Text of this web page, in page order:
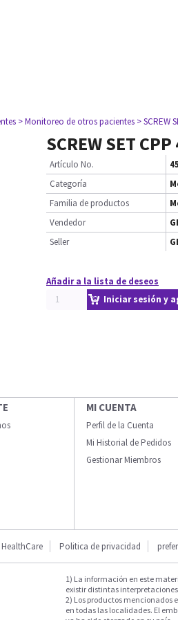
> Monitoreo de otros pacientes > SCREW
SCREW SET
Artículo No.
Categoría
Familia de productos
Vendedor
Seller
Añadir a la lista de deseos
Iniciar sesión y
MI CUENTA
Perfil de la Cuenta
Mi Historial de Pedidos
Gestionar Miembros
HealthCare Politica de privacidad
1) La información en este
existir distintas
2) Los productos mencionados
en todas las localidades. El